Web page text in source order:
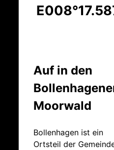
Auf in den
Moorwald
Bollenhagen ist ein
Ortsteil der